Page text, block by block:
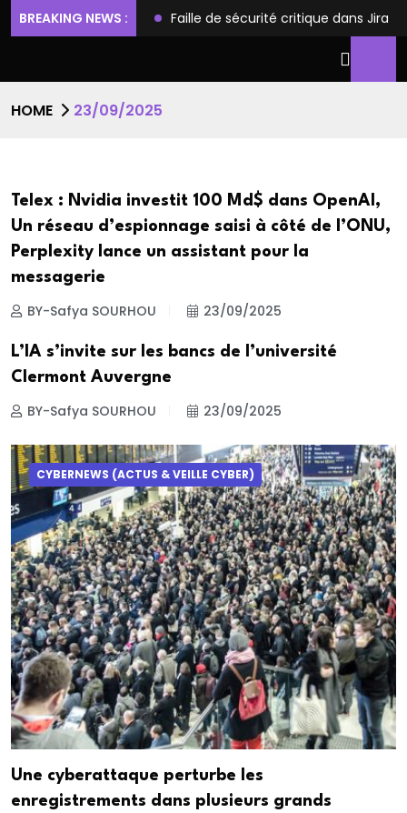
BREAKING NEWS :
et l’accès root Faille de sécurité critique dans Jira
HOME 23/09/2025
Telex : Nvidia investit 100 Md$ dans OpenAI,
Un réseau d’espionnage saisi à côté de l’ONU,
Perplexity lance un assistant pour la
messagerie
BY-Safya SOURHOU 23/09/2025
L’IA s’invite sur les bancs de l’université
Clermont Auvergne
BY-Safya SOURHOU 23/09/2025
CYBERNEWS (ACTUS & VEILLE CYBER)
Une cyberattaque perturbe les
enregistrements dans plusieurs grands